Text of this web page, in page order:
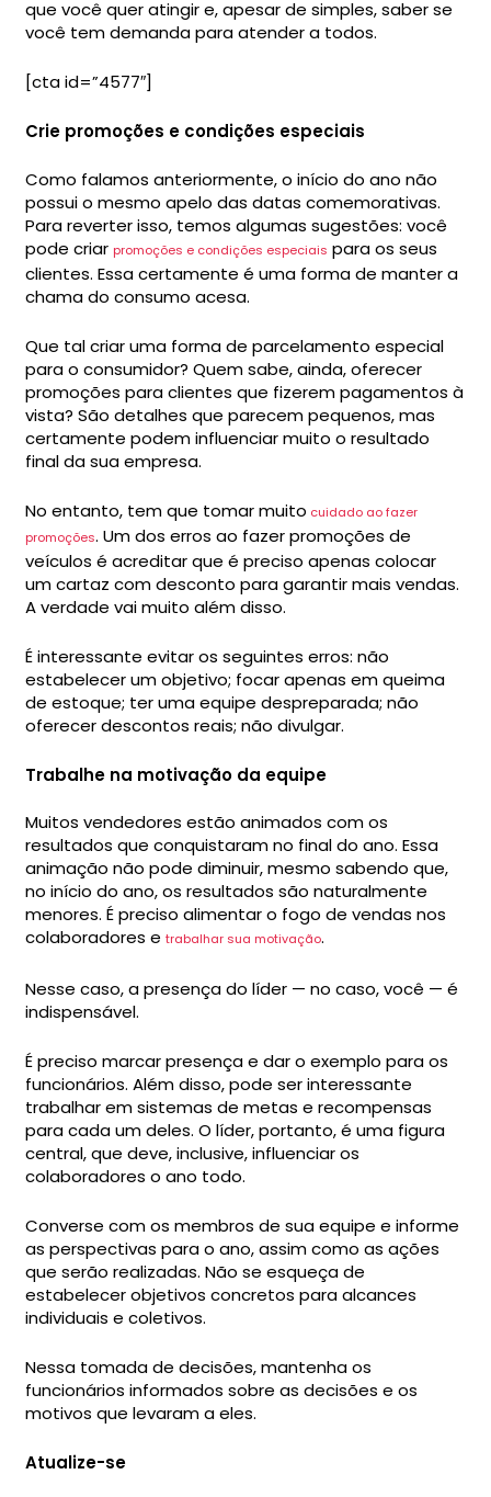
que você quer atingir e, apesar de simples, saber se
você tem demanda para atender a todos.
[cta id=”4577″]
Crie promoções e condições especiais
Como falamos anteriormente, o início do ano não
possui o mesmo apelo das datas comemorativas.
Para reverter isso, temos algumas sugestões: você
pode criar promoções e condições especiais para os seus
clientes. Essa certamente é uma forma de manter a
chama do consumo acesa.
Que tal criar uma forma de parcelamento especial
para o consumidor? Quem sabe, ainda, oferecer
promoções para clientes que fizerem pagamentos à
vista? São detalhes que parecem pequenos, mas
certamente podem influenciar muito o resultado
final da sua empresa.
No entanto, tem que tomar muito cuidado ao fazer
promoções. Um dos erros ao fazer promoções de
veículos é acreditar que é preciso apenas colocar
um cartaz com desconto para garantir mais vendas.
A verdade vai muito além disso.
É interessante evitar os seguintes erros: não
estabelecer um objetivo; focar apenas em queima
de estoque; ter uma equipe despreparada; não
oferecer descontos reais; não divulgar.
Trabalhe na motivação da equipe
Muitos vendedores estão animados com os
resultados que conquistaram no final do ano. Essa
animação não pode diminuir, mesmo sabendo que,
no início do ano, os resultados são naturalmente
menores. É preciso alimentar o fogo de vendas nos
colaboradores etrabalhar sua motivação.
Nesse caso, a presença do líder — no caso, você — é
indispensável.
É preciso marcar presença e dar o exemplo para os
funcionários. Além disso, pode ser interessante
trabalhar em sistemas de metas e recompensas
para cada um deles. O líder, portanto, é uma figura
central, que deve, inclusive, influenciar os
colaboradores o ano todo.
Converse com os membros de sua equipe e informe
as perspectivas para o ano, assim como as ações
que serão realizadas. Não se esqueça de
estabelecer objetivos concretos para alcances
individuais e coletivos.
Nessa tomada de decisões, mantenha os
funcionários informados sobre as decisões e os
motivos que levaram a eles.
Atualize-se